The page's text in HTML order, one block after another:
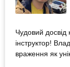
Чудовий
інструктор!
враження як